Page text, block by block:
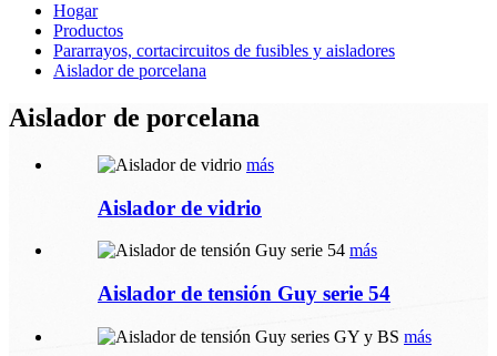
Hogar
Productos
Pararrayos, cortacircuitos de fusibles y aisladores
Aislador de porcelana
Aislador de porcelana
más
Aislador de vidrio
más
Aislador de tensión Guy serie 54
más